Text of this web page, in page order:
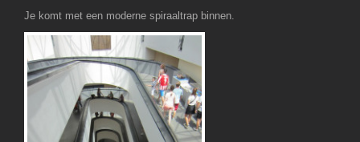
Je komt met een moderne spiraaltrap binnen.